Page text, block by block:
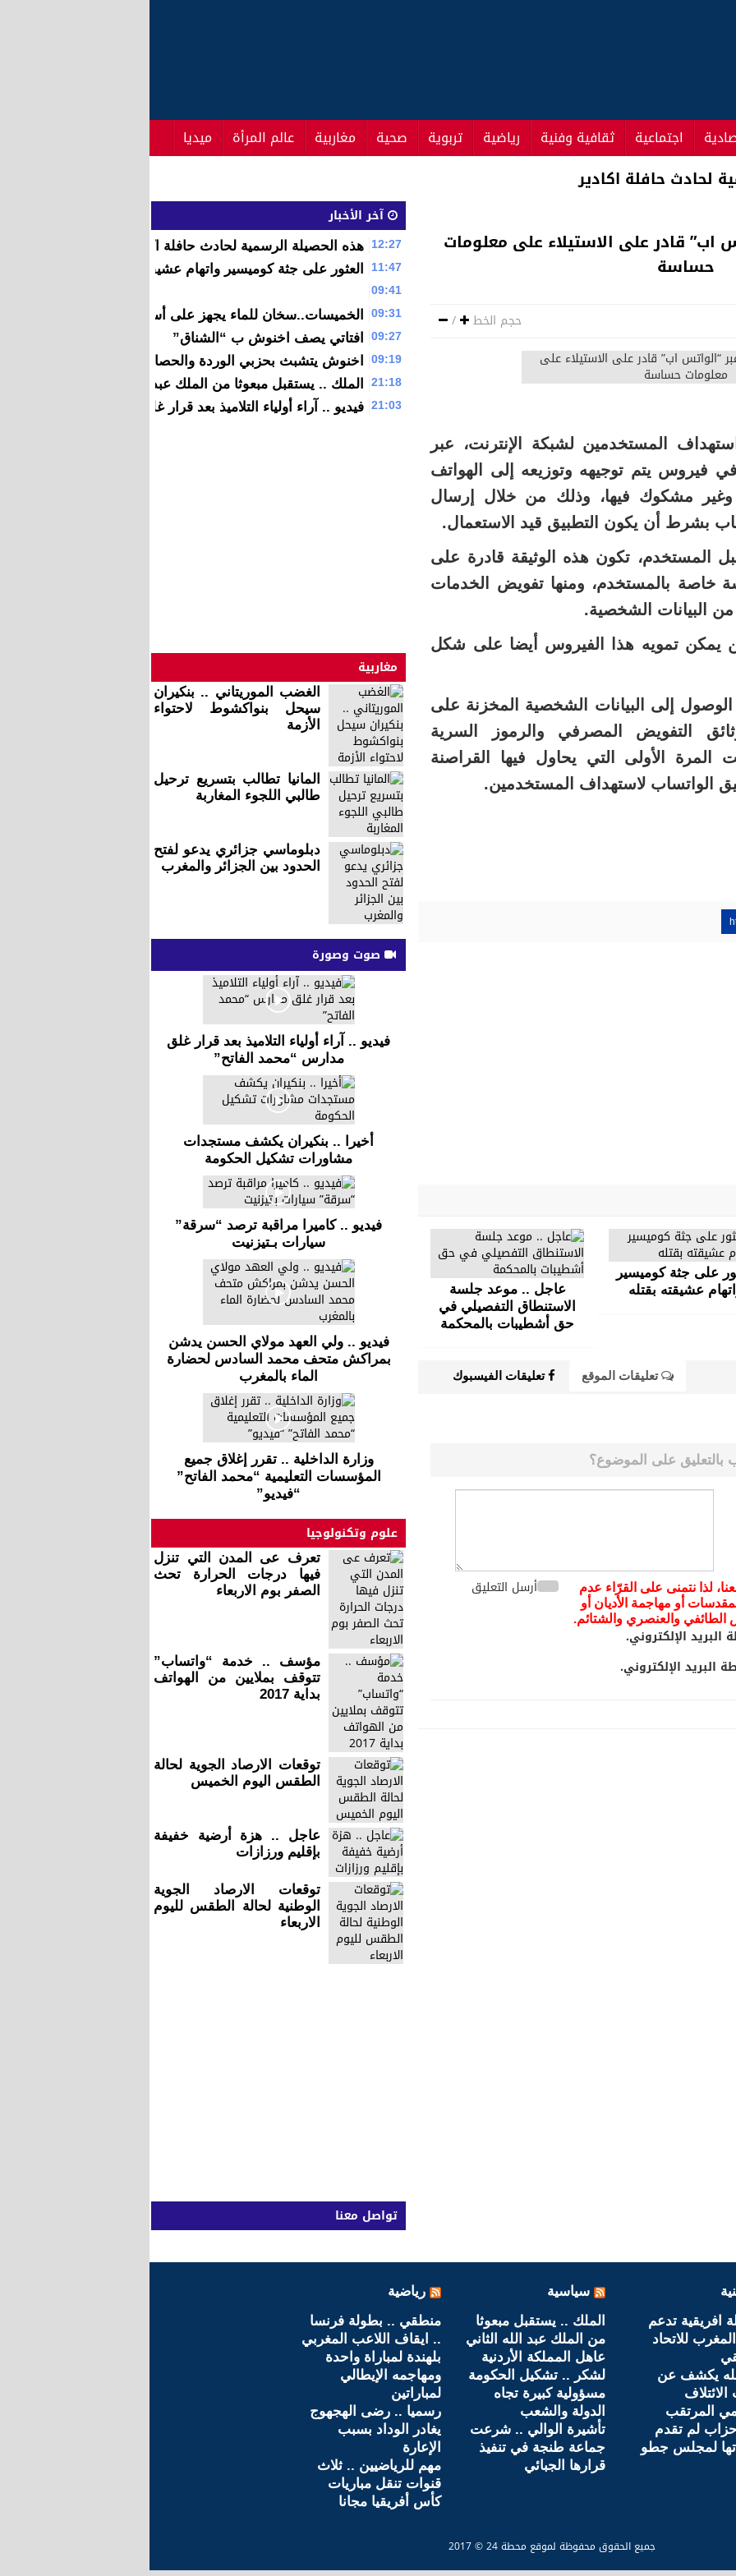
اجتماعية ثقافية وفنية رياضية تربوية صحية مغاربية عالم المرأة ميديا
قادر على الاستيلاء على معلومات
حساسة
حجم الخط /
المستخدمين لشبكة الإنترنت، عبر
فيروس يتم توجيهه وتوزيعه إلى الهواتف
مشكوك فيها، وذلك من خلال إرسال
المستخدم، تكون هذه الوثيقة قادرة على
خاصة بالمستخدم، ومنها تفويض الخدمات
من البيانات الشخصية.
تمويه هذا الفيروس أيضا على شكل
إلى البيانات الشخصية المخزنة على
التفويض المصرفي والرموز السرية
المرة الأولى التي يحاول فيها القراصنة
الواتساب لاستهداف المستخدمين.
على جثة كوميسير
عشيقته بقتله
عاجل .. موعد جلسة
الاستنطاق التفصيلي في
حق أشطيبات بالمحكمة
تعليقات الموقع تعليقات الفيسبوك
على الموضوع؟
لذا نتمنى على القرّاء عدم
أو مهاجمة الأديان أو
الطائفي والعنصري والشتائم.
أرسل التعليق
البريد الإلكتروني.
البريد الإلكتروني.
آخر الأخبار
12:27 هذه الحصيلة الرسمية لحادث حافلة اكادير
11:47 العثور على جثة كوميسير واتهام عشيقته بقتله
09:41
09:31
الخميسات..سخان للماء يجهز على أسرة بكاملها
09:27 افتاتي يصف اخنوش ب “الشناق”
09:19 اخنوش يتشبث بحزبي الوردة والحصان
21:18 الملك .. يستقبل مبعوثا من الملك عبد الله الثاني عاهل المملكة
21:03 فيديو .. آراء أولياء التلاميذ بعد قرار غلق مدارس “محمد الفاتح”
مغاربية
الغضب الموريتاني .. بنكيران
سيحل بنواكشوط لاحتواء
الأزمة
المانيا تطالب بتسريع ترحيل
طالبي اللجوء المغاربة
دبلوماسي جزائري يدعو لفتح
الحدود بين الجزائر والمغرب
صوت وصورة
فيديو .. آراء أولياء التلاميذ بعد قرار غلق
مدارس “محمد الفاتح”
أخيرا .. بنكيران يكشف مستجدات
مشاورات تشكيل الحكومة
فيديو .. كاميرا مراقبة ترصد “سرقة”
سيارات بـتيزنيت
فيديو .. ولي العهد مولاي الحسن يدشن
بمراكش متحف محمد السادس لحضارة
الماء بالمغرب
وزارة الداخلية .. تقرر إغلاق جميع
المؤسسات التعليمية “محمد الفاتح”
“فيديو”
علوم وتكنولوجيا
تعرف عى المدن التي تنزل
فيها درجات الحرارة تحث
الصفر بوم الاربعاء
مؤسف .. خدمة “واتساب”
تتوقف بملايين من الهواتف
بداية 2017
توقعات الارصاد الجوية لحالة
الطقس اليوم الخميس
عاجل .. هزة أرضية خفيفة
بإقليم ورزازات
توقعات الارصاد الجوية
الوطنية لحالة الطقس لليوم
الاربعاء
تواصل معنا
افريقية تدعم
للاتحاد
يكشف عن
الائتلاف
المرتقب
لم تقدم
لمجلس جطو
سياسية
الملك .. يستقبل مبعوثا
من الملك عبد الله الثاني
عاهل المملكة الأردنية
لشكر .. تشكيل الحكومة
مسؤولية كبيرة تجاه
الدولة والشعب
تأشيرة الوالي .. شرعت
جماعة طنجة في تنفيذ
قرارها الجبائي
رياضية
منطقي .. بطولة فرنسا
.. ايقاف اللاعب المغربي
بلهندة لمباراة واحدة
ومهاجمه الإيطالي
لمباراتين
رسميا .. رضى الهجهوج
يغادر الوداد بسبب
الإعارة
مهم للرياضيين .. ثلاث
قنوات تنقل مباريات
كأس أفريقيا مجانا
جميع الحقوق محفوظة لموقع محطة 24 © 2017